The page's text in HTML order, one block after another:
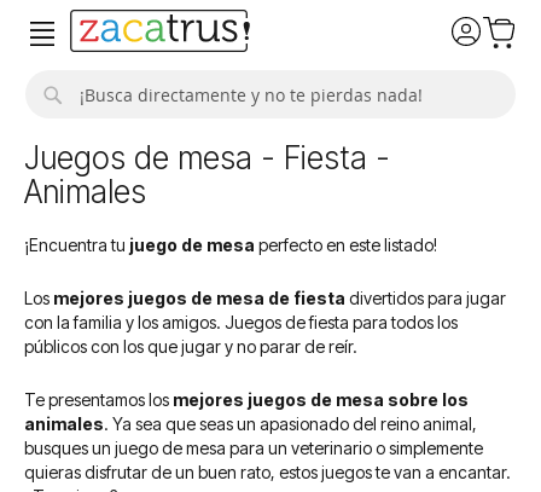
Juegos de mesa - Fiesta -
Animales
¡Encuentra tu juego de mesa perfecto en este listado!
Los mejores juegos de mesa de fiesta divertidos para jugar
con la familia y los amigos. Juegos de fiesta para todos los
públicos con los que jugar y no parar de reír.
Te presentamos los mejores juegos de mesa sobre los
animales. Ya sea que seas un apasionado del reino animal,
busques un juego de mesa para un veterinario o simplemente
quieras disfrutar de un buen rato, estos juegos te van a encantar.